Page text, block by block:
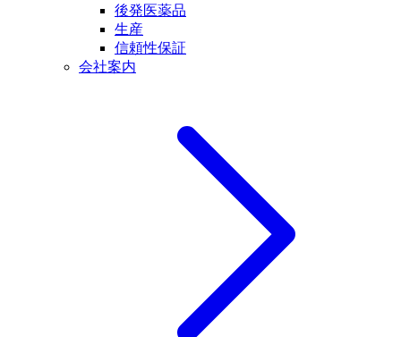
後発医薬品
生産
信頼性保証
会社案内